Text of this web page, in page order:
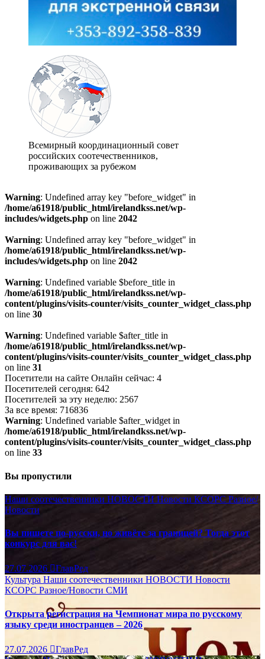
Всемирный координационный совет
российских соотечественников,
проживающих за рубежом
Warning: Undefined array key "before_widget" in
/home/a61918/public_html/irelandkss.net/wp-
includes/widgets.php on line 2042
Warning: Undefined array key "before_widget" in
/home/a61918/public_html/irelandkss.net/wp-
includes/widgets.php on line 2042
Warning: Undefined variable $before_title in
/home/a61918/public_html/irelandkss.net/wp-
content/plugins/visits-counter/visits_counter_widget_class.php
on line 30
Warning: Undefined variable $after_title in
/home/a61918/public_html/irelandkss.net/wp-
content/plugins/visits-counter/visits_counter_widget_class.php
on line 31
Посетители на сайте Онлайн сейчас: 4
Посетителей сегодня: 642
Посетителей за эту неделю: 2567
За все время: 716836
Warning: Undefined variable $after_widget in
/home/a61918/public_html/irelandkss.net/wp-
content/plugins/visits-counter/visits_counter_widget_class.php
on line 33
Вы пропустили
Наши соотечественники НОВОСТИ Новости КСОРС Разное/
Новости
Вы пишете по-русски, но живёте за границей? Тогда этот
конкурс для вас!
27.07.2026
ГлавРед
Культура Наши соотечественники НОВОСТИ Новости
КСОРС Разное/Новости СМИ
Открыта регистрация на Чемпионат мира по русскому
языку среди иностранцев – 2026
27.07.2026
ГлавРед